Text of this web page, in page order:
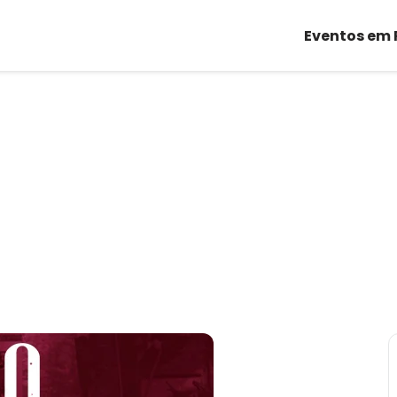
Eventos em